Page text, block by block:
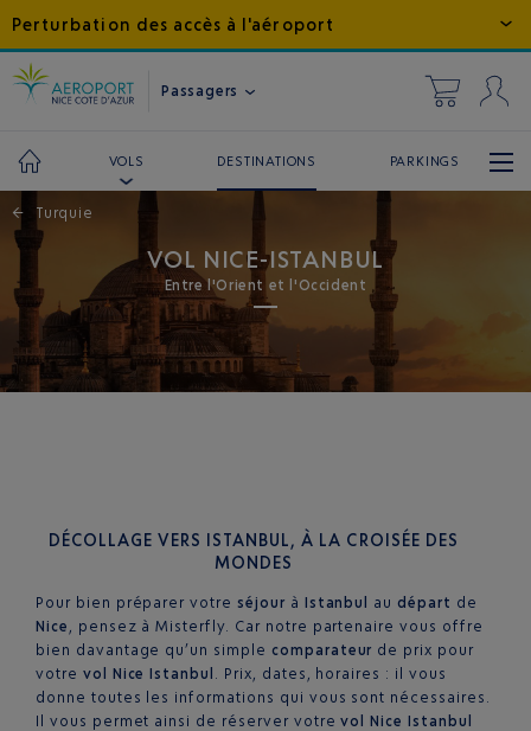
Perturbation des accès à l'aéroport
Passagers
VOLS DESTINATIONS PARKINGS
← Turquie
VOL NICE-ISTANBUL
Entre l'Orient et l'Occident
DÉCOLLAGE VERS ISTANBUL, À LA CROISÉE DES
MONDES
Pour bien préparer votre séjour à Istanbul audépart de
Nice , pensez à Misterfly. Car notre partenaire vous offre
bien davantage qu’un simple comparateur de prix pour
votre vol Nice Istanbul . Prix, dates, horaires : il vous
donne toutes les informations qui vous sont nécessaires.
Il vous permet ainsi de réserver votrevol Nice Istanbul